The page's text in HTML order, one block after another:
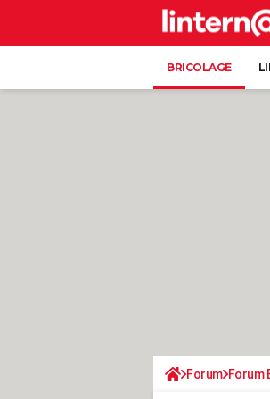
BRICOLAGE
Forum Forum